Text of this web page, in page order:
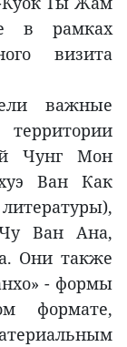
в рамках
визита
важные
Чунг Мон
Ван Как
Ван Ана,
Они также
- формы
формате,